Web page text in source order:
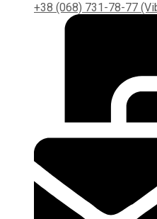
+38 (068) 731-78-77